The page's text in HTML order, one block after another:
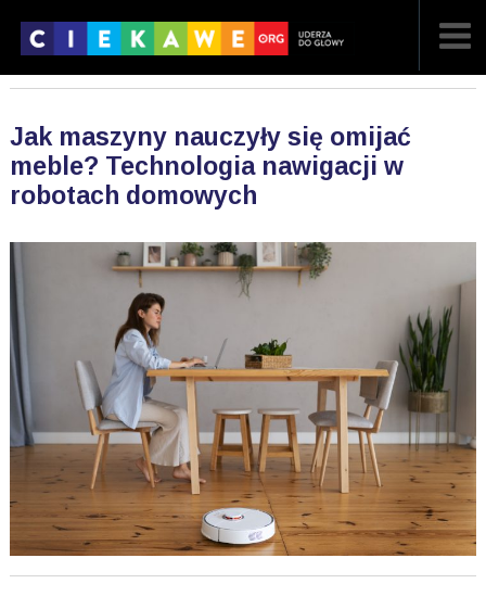
Jak maszyny nauczyły się omijać
meble? Technologia nawigacji w
robotach domowych
POPULARNE
LOSOWE
A ARTYKUŁY
FILMY
GALERIA
KONTAKT